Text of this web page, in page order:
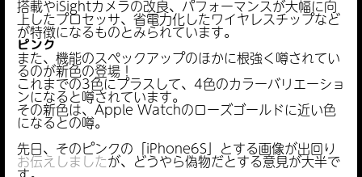
搭載やiSightカメラの改良、パフォーマンスが大幅に向
上したプロセッサ、省電力化したワイヤレスチップなど
が特徴になるものとみられています。
ピンク
また、機能のスペックアップのほかに根強く噂されてい
るのが新色の登場！
これまでの3色にプラスして、4色のカラーバリエーショ
ンになると噂されています。
その新色は、Apple Watchのローズゴールドに近い色
になるとの噂。
先日、そのピンクの「iPhone6S」とする画像が出回り
お伝えしましたが、どうやら偽物だとする意見が大半で